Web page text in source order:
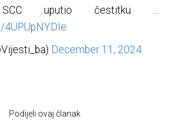
SCC uputio čestitku ...
December 11, 2024
Podijeli ovaj članak